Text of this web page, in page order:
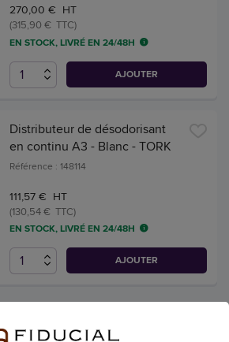
270,00 € HT
(315,90 € TTC)
EN STOCK, LIVRÉ EN 24/48H
AJOUTER
Distributeur de désodorisant
en continu A3 - Blanc - TORK
Référence : 148114
111,57 € HT
(130,54 € TTC)
EN STOCK, LIVRÉ EN 24/48H
AJOUTER